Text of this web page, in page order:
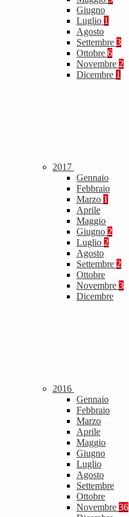
Giugno
Luglio 1
Agosto
Settembre 3
Ottobre 6
Novembre 2
Dicembre 1
2017
Gennaio
Febbraio
Marzo 1
Aprile
Maggio
Giugno 2
Luglio 2
Agosto
Settembre 2
Ottobre
Novembre 3
Dicembre
2016
Gennaio
Febbraio
Marzo
Aprile
Maggio
Giugno
Luglio
Agosto
Settembre
Ottobre
Novembre 36